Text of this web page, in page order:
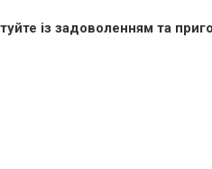
із задоволенням та